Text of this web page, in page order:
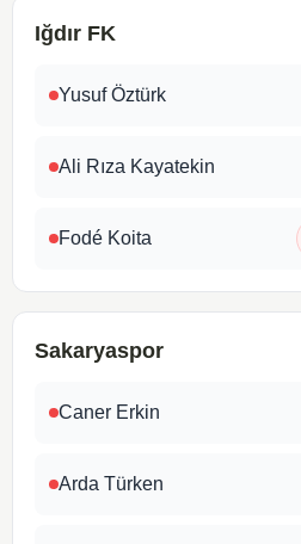
Iğdır FK
Yusuf Öztürk
Ali Rıza Kayatekin
Fodé Koita
Sakaryaspor
Caner Erkin
Arda Türken